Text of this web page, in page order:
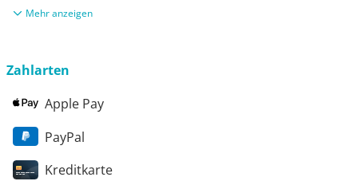
KMUs. Die daraus resultierenden Ergebnisse und
aus Mitteln des Europäischen Sozialfonds Plus und
anzeigen
Zahlarten
Apple Pay
PayPal
Kreditkarte